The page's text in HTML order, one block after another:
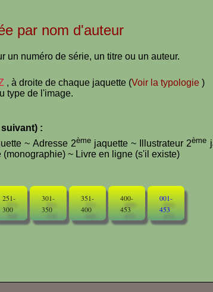
par nom d'auteur
un numéro de série, un titre ou un auteur.
, à droite de chaque jaquette (Voir la typologie )
type de l'image.
:
~ Adresse 2èmejaquette ~ Illustrateur 2ème
~ Livre en ligne (s'il existe)
251-
300
301-
350
351-
400
400-
453
001-
453